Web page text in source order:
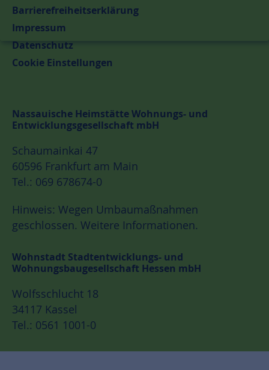
Barrierefreiheitserklärung
Impressum
Datenschutz
Cookie Einstellungen
Nassauische Heimstätte Wohnungs- und
Entwicklungsgesellschaft mbH
Schaumainkai 47
60596 Frankfurt am Main
Tel.: 069 678674-0
Hinweis: Wegen Umbaumaßnahmen
geschlossen. Weitere Informationen.
Wohnstadt Stadtentwicklungs- und
Wohnungsbaugesellschaft Hessen mbH
Wolfsschlucht 18
34117 Kassel
Tel.: 0561 1001-0